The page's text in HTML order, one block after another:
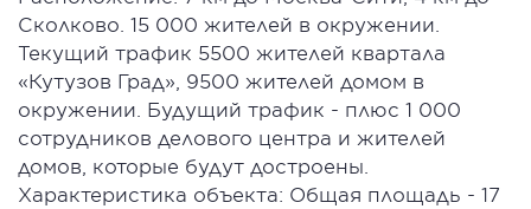
Сколково. 15 000 жителей в окружении.
Текущий трафик 5500 жителей квартала
«Кутузов Град», 9500 жителей домом в
окружении. Будущий трафик - плюс 1 000
сотрудников делового центра и жителей
домов, которые будут достроены.
Характеристика объекта: Общая площадь - 17